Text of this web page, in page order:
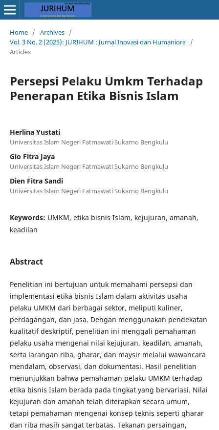
Home / Archives /
Vol. 3 No. 2 (2025): JURIHUM : Jurnal Inovasi dan Humaniora /
Articles
Persepsi Pelaku Umkm Terhadap
Penerapan Etika Bisnis Islam
Herlina Yustati
Universitas Islam Negeri Fatmawati Sukarno Bengkulu
Gio Fitra Jaya
Universitas Islam Negeri Fatmawati Sukarno Bengkulu
Dien Fitra Sandi
Universitas Islam Negeri Fatmawati Sukarno Bengkulu
Keywords: UMKM, etika bisnis Islam, kejujuran, amanah,
keadilan
Abstract
Penelitian ini bertujuan untuk memahami persepsi dan
implementasi etika bisnis Islam dalam aktivitas usaha
pelaku UMKM dari berbagai sektor, meliputi kuliner,
perdagangan, dan jasa. Dengan menggunakan pendekatan
kualitatif deskriptif, penelitian ini menggali pemahaman
pelaku usaha mengenai nilai kejujuran, keadilan, amanah,
serta larangan riba, gharar, dan maysir melalui wawancara
mendalam, observasi, dan dokumentasi. Hasil penelitian
menunjukkan bahwa pemahaman pelaku UMKM terhadap
etika bisnis Islam berada pada tingkat yang bervariasi. Nilai
kejujuran dan amanah telah diterapkan secara umum,
tetapi pemahaman mengenai konsep teknis seperti gharar
dan riba masih sangat terbatas. Tekanan persaingan,